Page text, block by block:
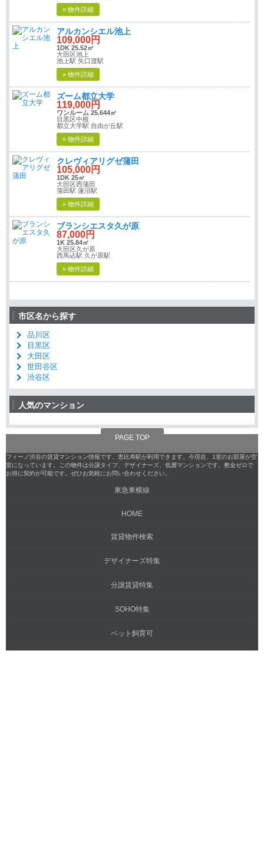
» 物件詳細
アルカンシエル池上
109,000円
1DK 25.52㎡
大田区池上
池上駅 矢口渡駅
» 物件詳細
ズーム都立大学
119,000円
ワンルーム 25.644㎡
目黒区中根
都立大学駅 自由が丘駅
» 物件詳細
クレヴィアリグゼ蒲田
105,000円
1DK 25㎡
大田区西蒲田
蒲田駅 蓮沼駅
» 物件詳細
ブランシエスタ久が原
87,000円
1K 25.84㎡
大田区久が原
西馬込駅 久が原駅
» 物件詳細
市区名から探す
品川区
目黒区
大田区
世田谷区
渋谷区
人気のマンション
PAGE TOP
フィーノ渋谷の賃貸マンション情報です。恵比寿駅が利用できます。今現在、1室のお部屋が空
室になっています。この物件は分譲タイプ、デザイナーズ、低層マンションです。敷金ゼロで
お得に契約が可能です。ぜひお気軽にお問い合わせください。
東急東横線
HOME
賃貸物件検索
デザイナーズ特集
分譲賃貸特集
SOHO特集
ペット飼育可